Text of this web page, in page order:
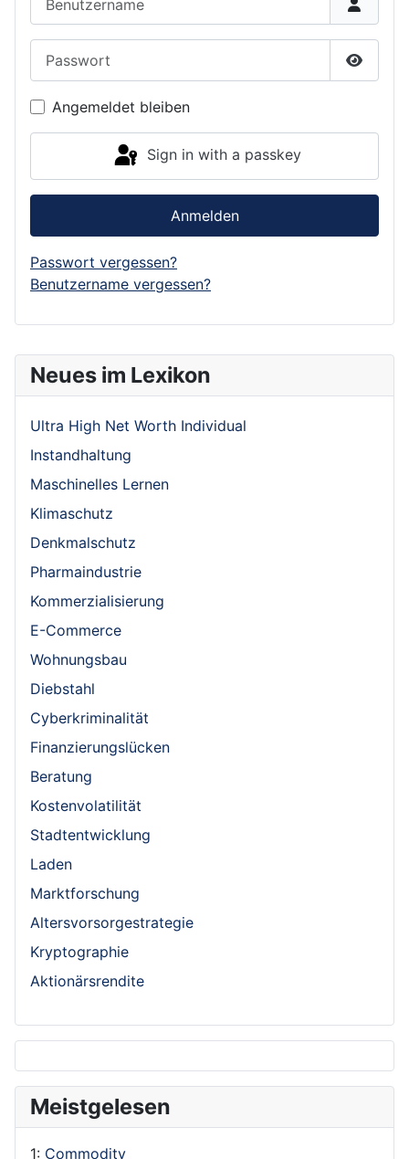
Neues im Lexikon
Ultra High Net Worth Individual
Instandhaltung
Maschinelles Lernen
Klimaschutz
Denkmalschutz
Pharmaindustrie
Kommerzialisierung
E-Commerce
Wohnungsbau
Diebstahl
Cyberkriminalität
Finanzierungslücken
Beratung
Kostenvolatilität
Stadtentwicklung
Laden
Marktforschung
Altersvorsorgestrategie
Kryptographie
Aktionärsrendite
Meistgelesen
1: Commodity
Show
Angemeldet bleiben
Sign in with a passkey
Anmelden
Passwort vergessen?
Benutzername vergessen?